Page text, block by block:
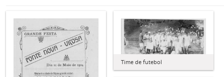
Time de futebol